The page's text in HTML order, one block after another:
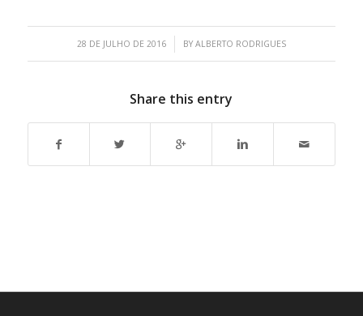
28 DE JULHO DE 2016
/ BY ALBERTO RODRIGUES
Share this entry